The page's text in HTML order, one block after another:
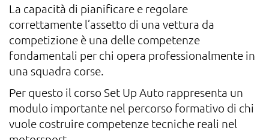
La capacità di pianificare e regolare
correttamente l’assetto di una vettura da
competizione è una delle competenze
fondamentali per chi opera professionalmente in
una squadra corse.
Per questo il corso Set Up Auto rappresenta un
modulo importante nel percorso formativo di chi
vuole costruire competenze tecniche reali nel